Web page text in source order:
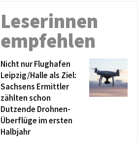
Leserinnen
empfehlen
Nicht nur Flughafen
Leipzig/Halle als Ziel:
Sachsens Ermittler
zählten schon
Dutzende Drohnen-
Überflüge im ersten
Halbjahr